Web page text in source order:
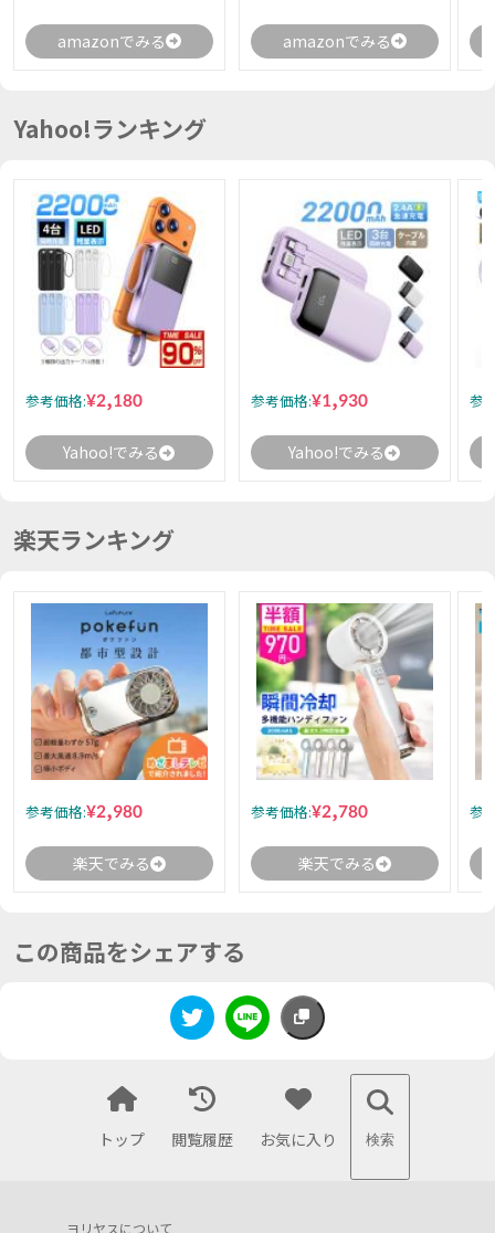
amazonでみる amazonでみる
Yahoo!ランキング
参考価格:¥2,180
Yahoo!でみる
参考価格:¥1,930
Yahoo!でみる
参
楽天ランキング
参考価格:¥2,980
楽天でみる
参考価格:¥2,780
楽天でみる
参
この商品をシェアする
トップ 閲覧履歴 お気に入り 検索
ヨリヤスについて